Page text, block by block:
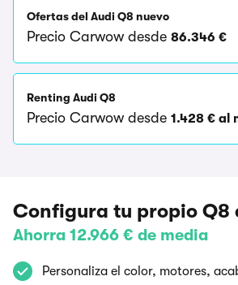
Ofertas del Audi Q8 nuevo
Precio Carwow desde 86.346 €
Renting Audi Q8
Precio Carwow desde 1.428 € al
Configura tu propio Q8
Ahorra 12.966 € de media
Personaliza el color, motores,